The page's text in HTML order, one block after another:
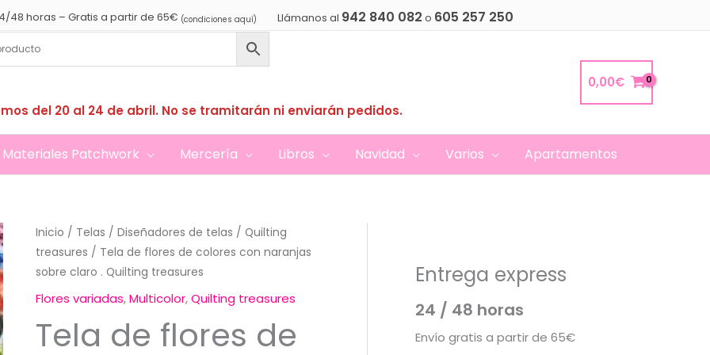
48 horas – Gratis a partir de 65€ (condiciones aquí) Llámanos al 942 840 082 o 605 257 250
del 20 al 24 de abril. No se tramitarán ni enviarán pedidos.
0,00€
Materiales Patchwork Mercería Libros Navidad Varios Apartamentos
Inicio / Telas / Diseñadores de telas / Quilting
treasures / Tela de flores de colores con naranjas
sobre claro . Quilting treasures
Flores variadas,Multicolor,Quilting treasures
Tela de flores de
Entrega express
24 / 48 horas
Envío gratis a partir de 65€